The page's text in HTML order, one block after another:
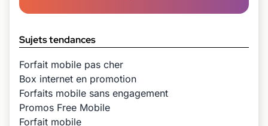
Sujets tendances
Forfait mobile pas cher
Box internet en promotion
Forfaits mobile sans engagement
Promos Free Mobile
Forfait mobile